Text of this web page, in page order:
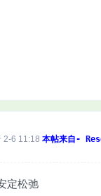
2-6 11:18 本帖来自-
定松弛